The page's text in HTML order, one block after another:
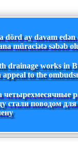
dörd ay davam
müraciətə səbəb
drainage works in
to the
четырехмесячные
стали поводом